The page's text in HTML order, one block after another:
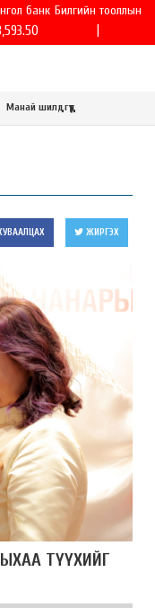
банк Билгийн тооллын
Манай шилдгүүд
ЖИРГЭХ
ТҮҮХИЙГ